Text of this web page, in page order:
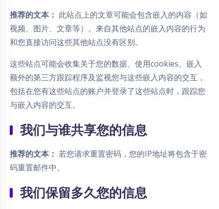
推荐的文本： 此站点上的文章可能会包含嵌入的内容（如
视频、图片、文章等）。来自其他站点的嵌入内容的行为
和您直接访问这些其他站点没有区别。
这些站点可能会收集关于您的数据、使用cookies、嵌入
额外的第三方跟踪程序及监视您与这些嵌入内容的交互，
包括在您有这些站点的账户并登录了这些站点时，跟踪您
与嵌入内容的交互。
我们与谁共享您的信息
推荐的文本： 若您请求重置密码，您的IP地址将包含于密
码重置邮件中。
我们保留多久您的信息